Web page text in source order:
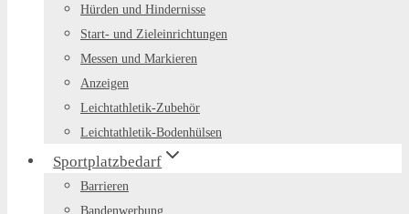
Hürden und Hindernisse
Start- und Zieleinrichtungen
Messen und Markieren
Anzeigen
Leichtathletik-Zubehör
Leichtathletik-Bodenhülsen
Sportplatzbedarf
Barrieren
Bandenwerbung